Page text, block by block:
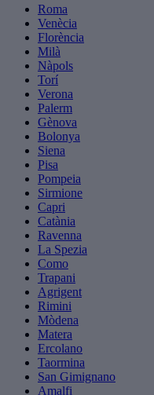
Roma
Venècia
Florència
Milà
Nàpols
Torí
Verona
Palerm
Gènova
Bolonya
Siena
Pisa
Pompeia
Sirmione
Capri
Catània
Ravenna
La Spezia
Como
Trapani
Agrigent
Rimini
Mòdena
Matera
Ercolano
Taormina
San Gimignano
Amalfi